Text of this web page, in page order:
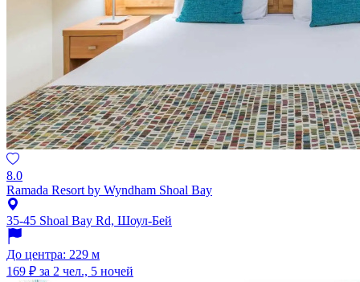
8.0
Ramada Resort by Wyndham Shoal Bay
35-45 Shoal Bay Rd, Шоул-Бей
До центра: 229 м
169 ₽ за 2 чел., 5 ночей